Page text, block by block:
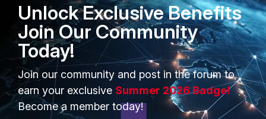
PRODUCTS
Enterprise
Secure Networking
PARTNERS
Overview
Alliances Ecosystem
Unlock Exclusive Benefits
Join Our Community
Today!
Join our community and post in the forum to
earn your exclusive Summer 2026 Badge!
Become a member today!